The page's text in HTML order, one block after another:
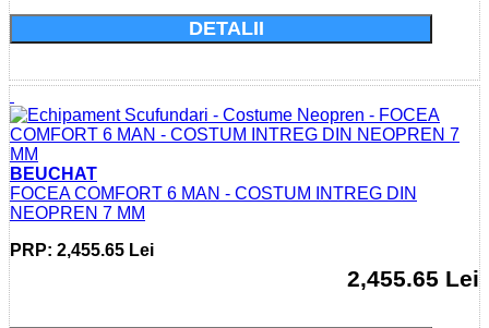
DETALII
BEUCHAT
FOCEA COMFORT 6 MAN - COSTUM INTREG DIN
NEOPREN 7 MM
PRP: 2,455.65 Lei
2,455.65 Lei